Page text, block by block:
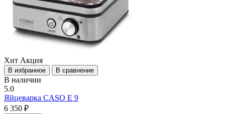
Хит Акция
В избранное В сравнение
В наличии
5.0
Яйцеварка CASO E 9
6 350 ₽